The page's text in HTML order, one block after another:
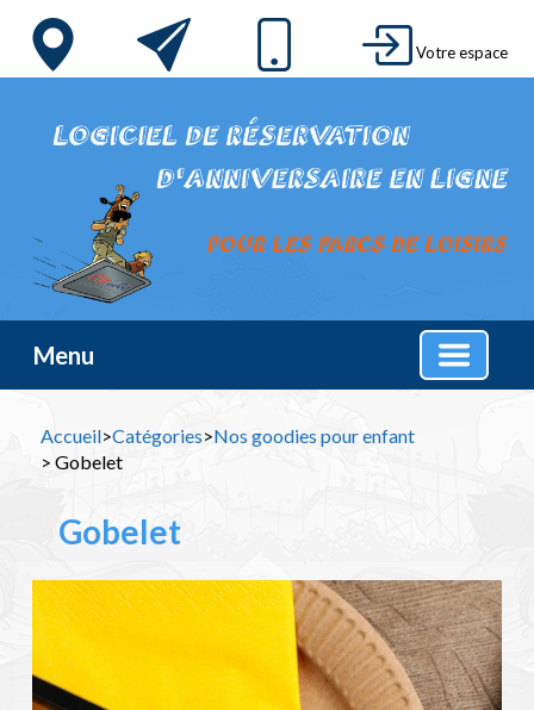
Votre espace
Menu
Accueil>Catégories>Nos goodies pour enfant
> Gobelet
Gobelet